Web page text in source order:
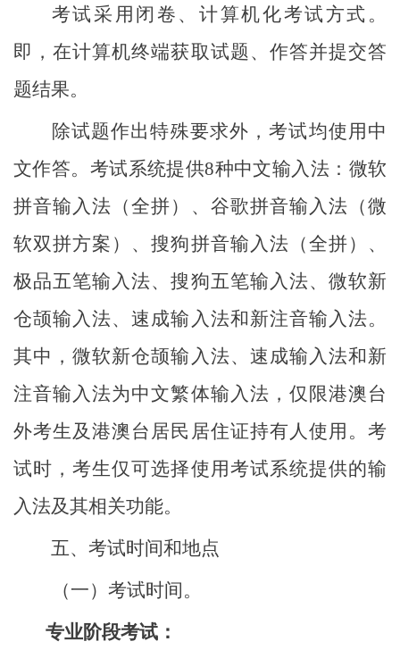
考试采用闭卷、计算机化考试方式。
即，在计算机终端获取试题、作答并提交答
题结果。
除试题作出特殊要求外，考试均使用中
文作答。考试系统提供8种中文输入法：微软
拼音输入法（全拼）、谷歌拼音输入法（微
软双拼方案）、搜狗拼音输入法（全拼）、
极品五笔输入法、搜狗五笔输入法、微软新
仓颉输入法、速成输入法和新注音输入法。
其中，微软新仓颉输入法、速成输入法和新
注音输入法为中文繁体输入法，仅限港澳台
外考生及港澳台居民居住证持有人使用。考
试时，考生仅可选择使用考试系统提供的输
入法及其相关功能。
五、考试时间和地点
（一）考试时间。
专业阶段考试：